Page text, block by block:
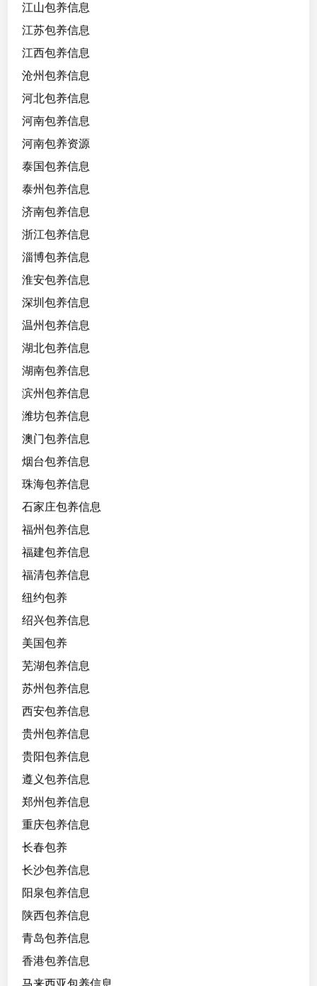
江山包养信息
江苏包养信息
江西包养信息
沧州包养信息
河北包养信息
河南包养信息
河南包养资源
泰国包养信息
泰州包养信息
济南包养信息
浙江包养信息
淄博包养信息
淮安包养信息
深圳包养信息
温州包养信息
湖北包养信息
湖南包养信息
滨州包养信息
潍坊包养信息
澳门包养信息
烟台包养信息
珠海包养信息
石家庄包养信息
福州包养信息
福建包养信息
福清包养信息
纽约包养
绍兴包养信息
美国包养
芜湖包养信息
苏州包养信息
西安包养信息
贵州包养信息
贵阳包养信息
遵义包养信息
郑州包养信息
重庆包养信息
长春包养
长沙包养信息
阳泉包养信息
陕西包养信息
青岛包养信息
香港包养信息